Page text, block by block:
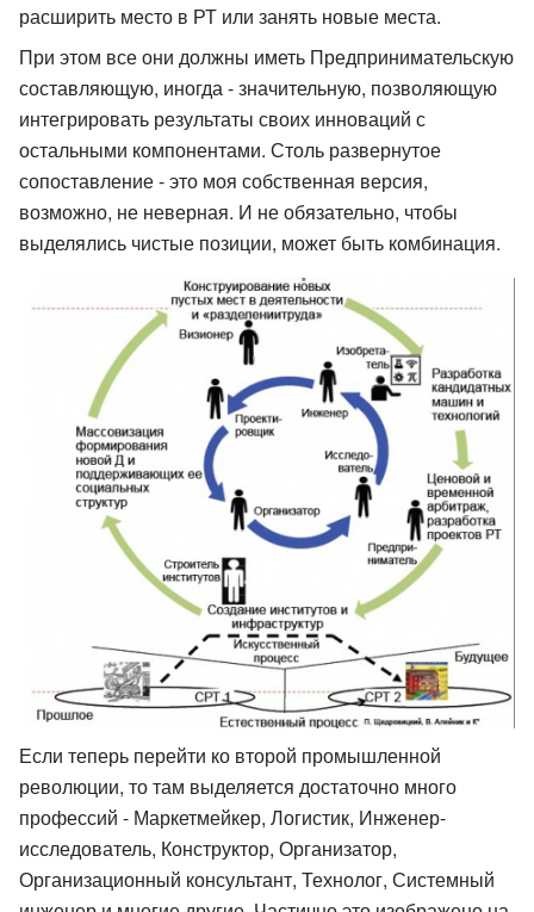
расширить место в РТ или занять новые места.
При этом все они должны иметь Предпринимательскую
составляющую, иногда - значительную, позволяющую
интегрировать результаты своих инноваций с
остальными компонентами. Столь развернутое
сопоставление - это моя собственная версия,
возможно, не неверная. И не обязательно, чтобы
выделялись чистые позиции, может быть комбинация.
Если теперь перейти ко второй промышленной
революции, то там выделяется достаточно много
профессий - Маркетмейкер, Логистик, Инженер-
исследователь, Конструктор, Организатор,
Организационный консультант, Технолог, Системный